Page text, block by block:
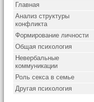
Главная
Анализ структуры
конфликта
Формирование личности
Общая психология
Невербальные
коммуникации
Роль секса в семье
Другая психология